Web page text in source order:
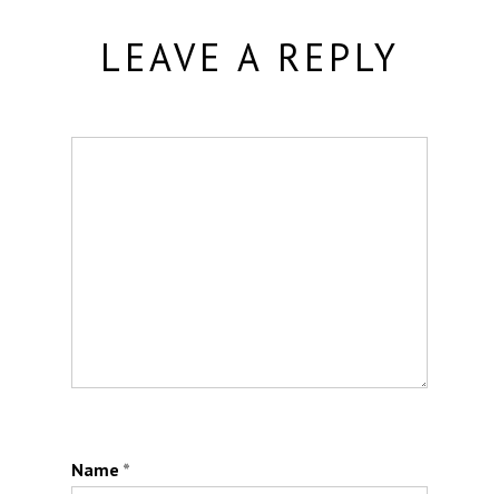
LEAVE A REPLY
Name *